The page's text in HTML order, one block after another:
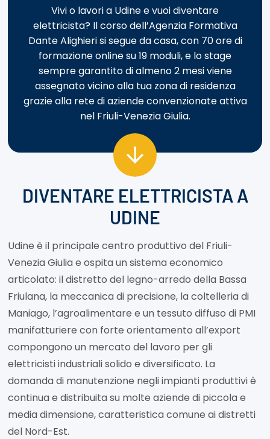
Vivi o lavori a Udine e vuoi diventare
elettricista? Il corso dell’Agenzia Formativa
Dante Alighieri si segue da casa, con 70 ore di
formazione online su 19 moduli, e lo stage
sempre garantito di almeno 2 mesi viene
assegnato vicino alla tua zona di residenza
grazie alla rete di aziende convenzionate attiva
nel Friuli-Venezia Giulia.
DIVENTARE ELETTRICISTA A
UDINE
Udine è il principale centro produttivo del Friuli-
Venezia Giulia e ospita un sistema economico
articolato: il distretto del legno-arredo della Bassa
Friulana, la meccanica di precisione, la coltelleria di
Maniago, l’agroalimentare e un tessuto diffuso di PMI
manifatturiere con forte orientamento all’export
compongono un mercato del lavoro per gli
elettricisti industriali solido e diversificato. La
domanda di manutenzione negli impianti produttivi è
continua e distribuita su molte aziende di piccola e
media dimensione, caratteristica comune ai distretti
del Nord-Est.